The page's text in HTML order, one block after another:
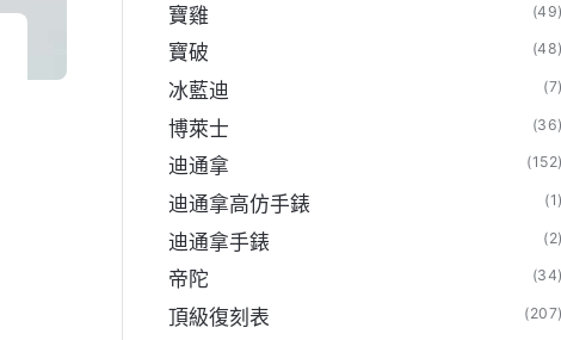
寶雞
寶破
冰藍迪
博萊士
迪通拿
迪通拿高仿手錶
迪通拿手錶
帝陀
頂級復刻表